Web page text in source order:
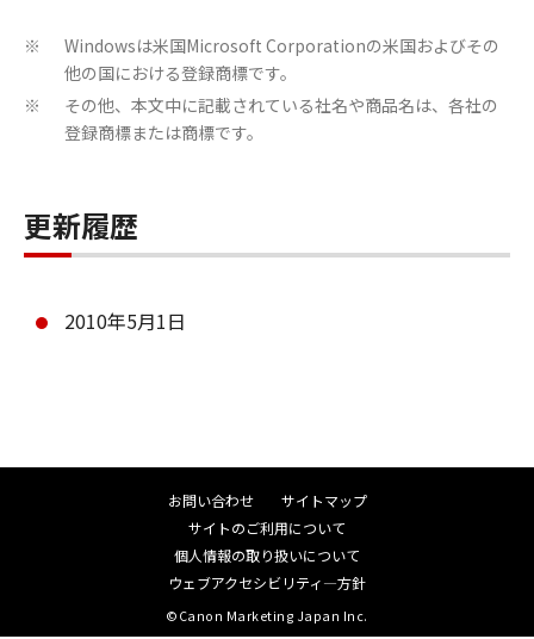
ンジニアリング、逆アセンブル、デコンパイ
ル、翻訳、翻案などを行うことは出来ませ
ん。
標登録等を除去したり、視認困難にすること
は出来ません。
アルを、甲の事前承認なく紙媒体、電子媒体
第5条（保証範囲及び責任）
甲は、本ソフトウエア商品が乙の保有する動
作環境に於いて、全て正常に動作することを
※
Windowsは米国Microsoft Corporationの米国およびその
他の国における登録商標です。
※
その他、本文中に記載されている社名や商品名は、各社の
登録商標または商標です。
更新履歴
2010年5月1日
お問い合わせ
サイトマップ
サイトのご利用について
個人情報の取り扱いについて
ウェブアクセシビリティ―方針
©Canon Marketing Japan Inc.